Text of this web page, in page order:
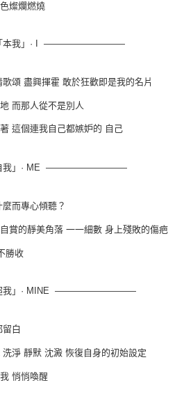
燦爛燃燒
我」 · I —————————
頌 盡興揮霍 敢於狂歡即是我的名片
而那人從不是別人
這個連我自己都嫉妒的 自己
」 · ME —————————
而專心傾聽？
賞的靜美角落 一一細數 身上殘敗的傷疤
勝收
」 · MINE —————————
留白
淨 靜默 沈澱 恢復自身的初始設定
悄悄喚醒